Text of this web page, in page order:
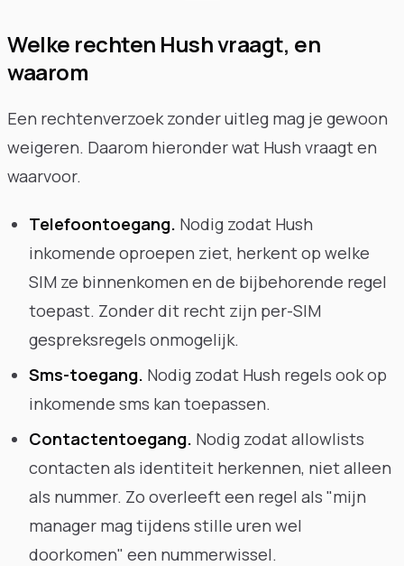
Welke rechten Hush vraagt, en
waarom
Een rechtenverzoek zonder uitleg mag je gewoon
weigeren. Daarom hieronder wat Hush vraagt en
waarvoor.
Telefoontoegang. Nodig zodat Hush
inkomende oproepen ziet, herkent op welke
SIM ze binnenkomen en de bijbehorende regel
toepast. Zonder dit recht zijn per-SIM
gespreksregels onmogelijk.
Sms-toegang. Nodig zodat Hush regels ook op
inkomende sms kan toepassen.
Contactentoegang. Nodig zodat allowlists
contacten als identiteit herkennen, niet alleen
als nummer. Zo overleeft een regel als "mijn
manager mag tijdens stille uren wel
doorkomen" een nummerwissel.